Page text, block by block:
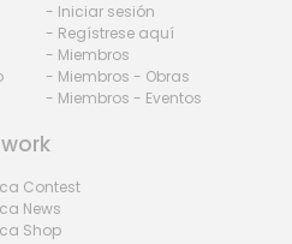
- Iniciar sesión
- Regístrese aquí
- Miembros
- Miembros - Obras
- Miembros - Eventos
Contest
News
Shop